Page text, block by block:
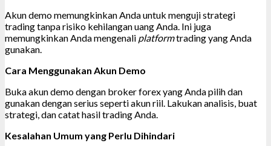
Akun demo memungkinkan Anda untuk menguji strategi
trading tanpa risiko kehilangan uang Anda. Ini juga
memungkinkan Anda mengenali platformtrading yang Anda
gunakan.
Cara Menggunakan Akun Demo
Buka akun demo dengan broker forex yang Anda pilih dan
gunakan dengan serius seperti akun riil. Lakukan analisis, buat
strategi, dan catat hasil trading Anda.
Kesalahan Umum yang Perlu Dihindari